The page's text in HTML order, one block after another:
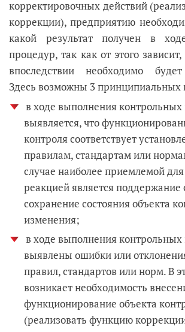
корректировочных действий
коррекции), предприятию
какой результат получен в
процедур, так как от этого
впоследствии необходимо
Здесь возможны 3 принципиальных
в ходе выполнения
выявляется, что
контроля соответствует
правилам, стандартам или
случае наиболее приемлемой
реакцией является поддержание
сохранение состояния объекта
изменения;
в ходе выполнения
выявлены ошибки или
правил, стандартов или норм. В
возникает необходимость
функционирование объекта
(реализовать функцию